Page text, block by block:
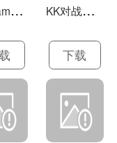
W
eGame(腾讯游戏平台TGP) 5.10.19.1000 K
K对战平台 1.0.1
下载